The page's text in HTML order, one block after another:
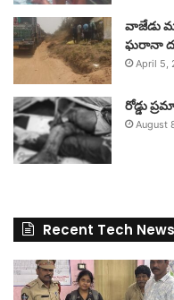
వాజేడు
ఘరానా
April 5,
రోడ్డు
August
Recent Tech News